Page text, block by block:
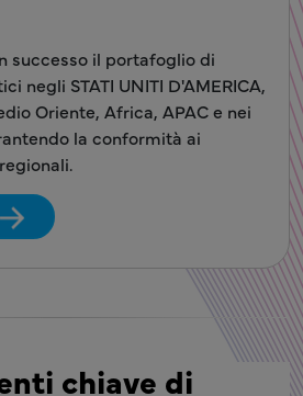
successo il portafoglio di
negli STATI UNITI D'AMERICA,
Oriente, Africa, APAC e nei
la conformità ai
chiave di